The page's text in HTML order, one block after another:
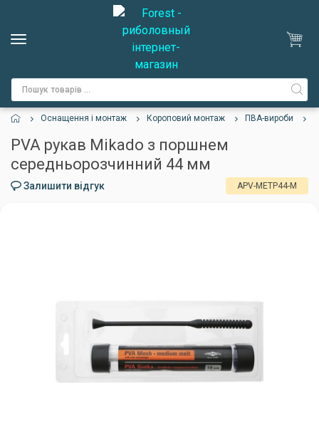
Оснащення і монтаж Короповий монтаж ПВА-вироби
PVA рукав Mikado з поршнем
середньорозчинний 44 мм
Залишити відгук APV-METP44-M